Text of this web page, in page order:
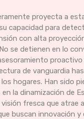
proyecta a
capacidad para
con alta
se detienen en lo
proactivo
de vanguardia
hogares. Han sido
la dinamización de
fresca que atrae
buscan innovación y